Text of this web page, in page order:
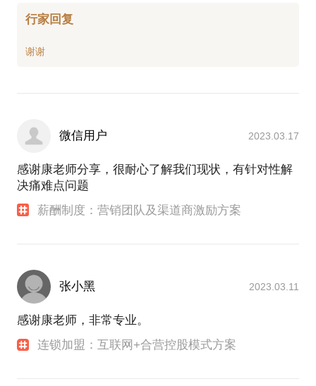
行家回复
微信用户 2023.03.17
感谢康老师分享，很耐心了解我们现状，有针对性解
决痛难点问题
薪酬制度：营销团队及渠道商激励方案
张小黑 2023.03.11
感谢康老师，非常专业。
连锁加盟：互联网+合营控股模式方案